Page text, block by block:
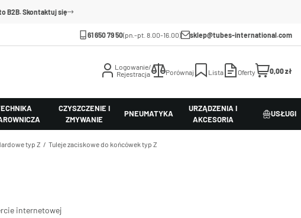
B2B. Skontaktuj się
61 650 79 50(pn.-pt. 8.00-16.00) sklep@tubes-international.com
Logowanie/
Rejestracja
Porównaj Lista Oferty 0,00 zł
CZYSZCZENIE I
ZMYWANIE
PNEUMATYKA
URZĄDZENIA I
AKCESORIA
USŁUGI
typ Z Tuleje zaciskowe do końcówek typ Z
internetowej